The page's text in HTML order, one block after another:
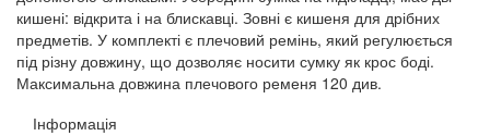
кишені: відкрита і на блискавці. Зовні є кишеня для дрібних
предметів. У комплекті є плечовий ремінь, який регулюється
під різну довжину, що дозволяє носити сумку як крос боді.
Максимальна довжина плечового ременя 120 див.
Інформація